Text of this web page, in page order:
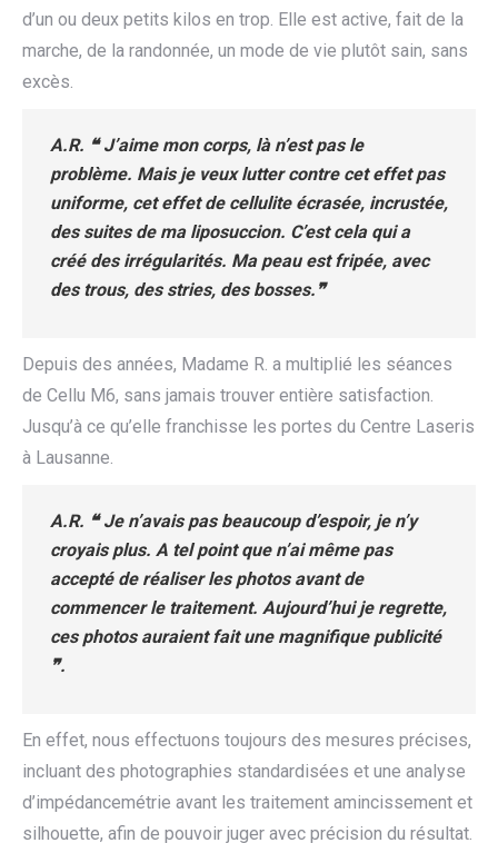
d’un ou deux petits kilos en trop. Elle est active, fait de la
marche, de la randonnée, un mode de vie plutôt sain, sans
excès.
A.R. ❝ J’aime mon corps, là n’est pas le
problème. Mais je veux lutter contre cet effet pas
uniforme, cet effet de cellulite écrasée, incrustée,
des suites de ma liposuccion. C’est cela qui a
créé des irrégularités. Ma peau est fripée, avec
des trous, des stries, des bosses.❞
Depuis des années, Madame R. a multiplié les séances
de Cellu M6, sans jamais trouver entière satisfaction.
Jusqu’à ce qu’elle franchisse les portes du Centre Laseris
à Lausanne.
A.R. ❝ Je n’avais pas beaucoup d’espoir, je n’y
croyais plus. A tel point que n’ai même pas
accepté de réaliser les photos avant de
commencer le traitement. Aujourd’hui je regrette,
ces photos auraient fait une magnifique publicité
❞.
En effet, nous effectuons toujours des mesures précises,
incluant des photographies standardisées et une analyse
d’impédancemétrie avant les traitement amincissement et
silhouette, afin de pouvoir juger avec précision du résultat.